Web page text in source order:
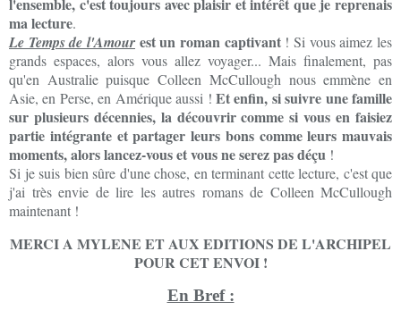
ma lecture.
Le Temps de l'Amour est un roman captivant! Si vous aimez les
grands espaces, alors vous allez voyager... Mais finalement, pas
qu'en Australie puisque Colleen McCullough nous emmène en
Asie, en Perse, en Amérique aussi ! Et enfin, si suivre une famille
sur plusieurs décennies, la découvrir comme si vous en faisiez
partie intégrante et partager leurs bons comme leurs mauvais
moments, alors lancez-vous et vous ne serez pas déçu !
Si je suis bien sûre d'une chose, en terminant cette lecture, c'est que
j'ai très envie de lire les autres romans de Colleen McCullough
maintenant !
MERCI A MYLENE ET AUX EDITIONS DE L'ARCHIPEL
POUR CET ENVOI !
En Bref :